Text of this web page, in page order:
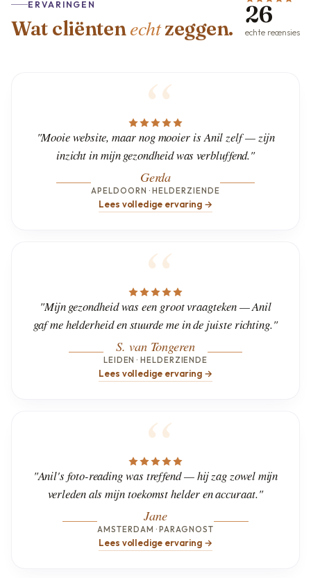
ERVARINGEN
Wat cliëntenechtzeggen.
26
echte recensies
"Mooie website, maar nog mooier is Anil zelf — zijn
inzicht in mijn gezondheid was verbluffend."
Gerda
APELDOORN · HELDERZIENDE
Lees volledige ervaring →
"Mijn gezondheid was een groot vraagteken — Anil
gaf me helderheid en stuurde me in de juiste richting."
S. van Tongeren
LEIDEN · HELDERZIENDE
Lees volledige ervaring →
"Anil's foto-reading was treffend — hij zag zowel mijn
verleden als mijn toekomst helder en accuraat."
Jane
AMSTERDAM · PARAGNOST
Lees volledige ervaring →